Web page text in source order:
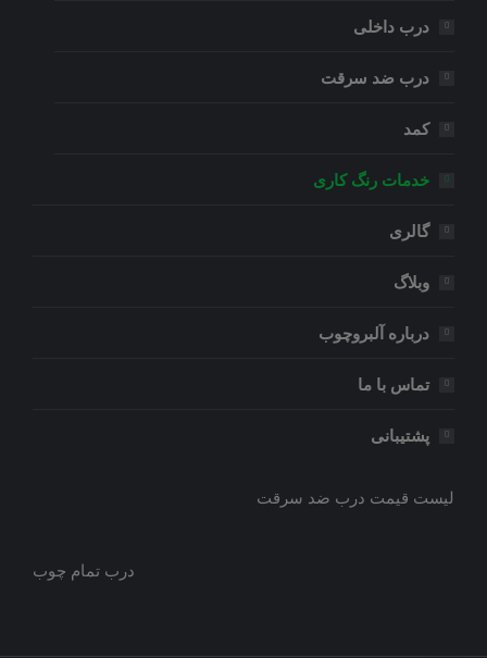
درب داخلی
درب ضد سرقت
کمد
خدمات رنگ کاری
گالری
وبلاگ
درباره آلبروچوب
تماس با ما
پشتیبانی
لیست قیمت درب ضد سرقت
درب تمام چوب